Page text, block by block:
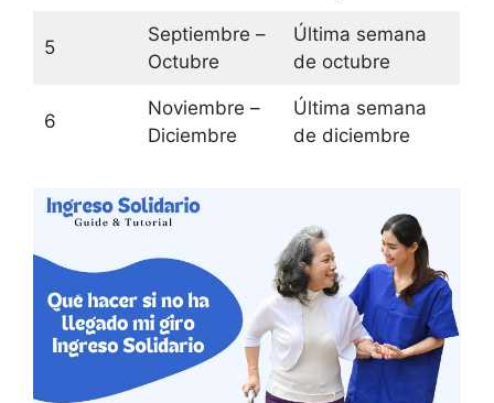
5
Septiembre –
Octubre
Última semana
de octubre
6
Noviembre –
Diciembre
Última semana
de diciembre